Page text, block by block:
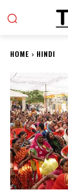
HOME HINDI